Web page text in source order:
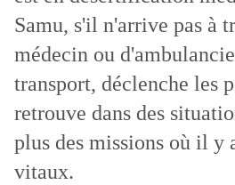
Samu, s'il n'arrive pas à
médecin ou
transport, déclenche les
retrouve dans des
plus des missions où il y
vitaux.